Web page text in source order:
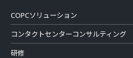
COPCソリューション
コンタクトセンターコンサルティング
研修